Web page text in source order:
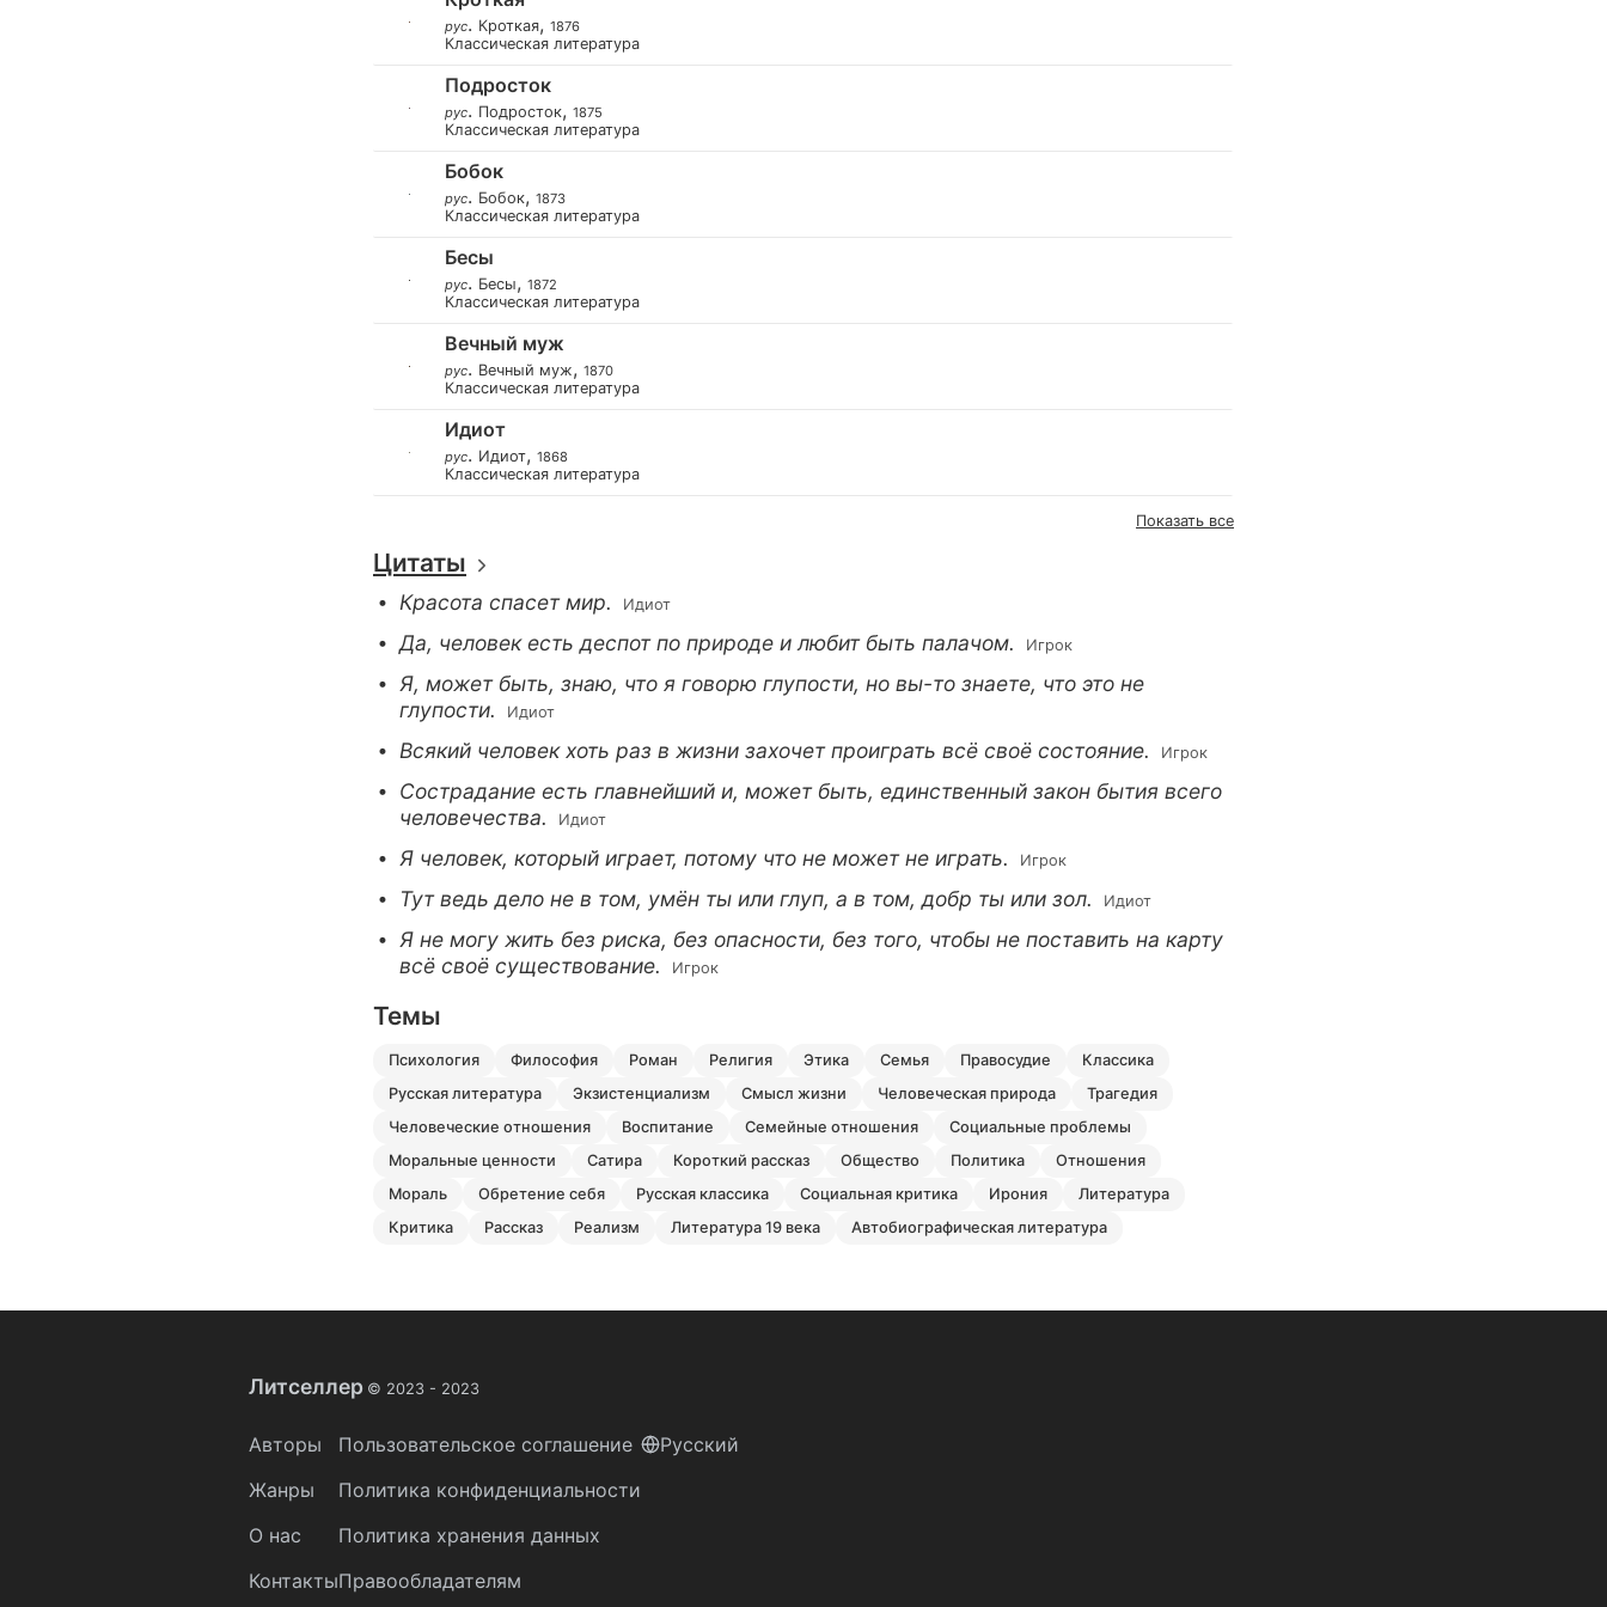
рус. Кроткая, 1876
Классическая литература
Подросток
рус. Подросток, 1875
Классическая литература
Бобок
рус. Бобок, 1873
Классическая литература
Бесы
рус. Бесы, 1872
Классическая литература
Вечный муж
рус. Вечный муж, 1870
Классическая литература
Идиот
рус. Идиот, 1868
Классическая литература
Показать все
Цитаты
Красота спасет мир. Идиот
Да, человек есть деспот по природе и любит быть палачом. Игрок
Я, может быть, знаю, что я говорю глупости, но вы-то знаете, что это не
глупости.
Идиот
Всякий человек хоть раз в жизни захочет проиграть всё своё состояние. Игрок
Сострадание есть главнейший и, может быть, единственный закон бытия всего
человечества.
Идиот
Я человек, который играет, потому что не может не играть. Игрок
Тут ведь дело не в том, умён ты или глуп, а в том, добр ты или зол. Идиот
Я не могу жить без риска, без опасности, без того, чтобы не поставить на карту
всё своё существование.
Игрок
Темы
психология философия роман религия этика семья правосудие
классика
русская литература
экзистенциализм смысл жизни человеческая природа
трагедия
человеческие отношения
воспитание семейные отношения
социальные проблемы
моральные ценности
сатира короткий рассказ общество политика
отношения
мораль
обретение себя русская классика социальная критика ирония
литература
критика
рассказ реализм литература 19 века автобиографическая литература
Литселлер © 2023 - 2023
Авторы
Жанры
О нас
Контакты
Пользовательское соглашение
Политика конфиденциальности
Политика хранения данных
Правообладателям
Русский